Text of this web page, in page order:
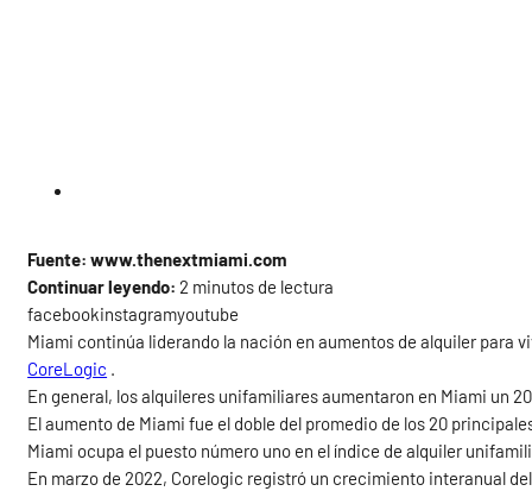
Fuente: www.thenextmiami.com
Continuar leyendo: 2 minutos de lectura
facebookinstagramyoutube
Miami continúa liderando la nación en aumentos de alquiler para
CoreLogic .
En general, los alquileres unifamiliares aumentaron en Miami un
El aumento de Miami fue el doble del promedio de los 20
Miami ocupa el puesto número uno en el índice de alquiler
En marzo de 2022, Corelogic registró un crecimiento interanual